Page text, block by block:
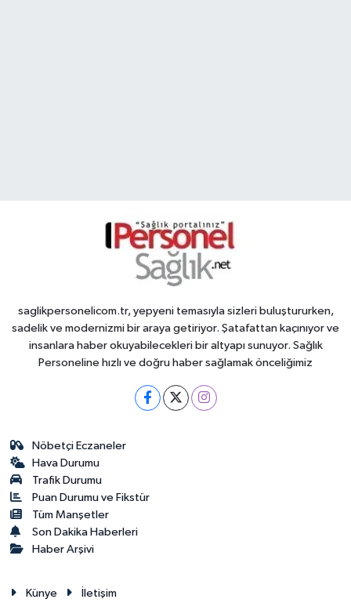
saglikpersonelicom.tr, yepyeni temasıyla sizleri buluştururken,
sadelik ve modernizmi bir araya getiriyor. Şatafattan kaçınıyor ve
insanlara haber okuyabilecekleri bir altyapı sunuyor. Sağlık
Personeline hızlı ve doğru haber sağlamak önceliğimiz
Nöbetçi Eczaneler
Hava Durumu
Trafik Durumu
Puan Durumu ve Fikstür
Tüm Manşetler
Son Dakika Haberleri
Haber Arşivi
Künye İletişim